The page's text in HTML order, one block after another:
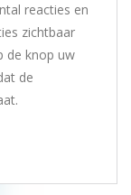
reacties en
zichtbaar
de knop uw
de